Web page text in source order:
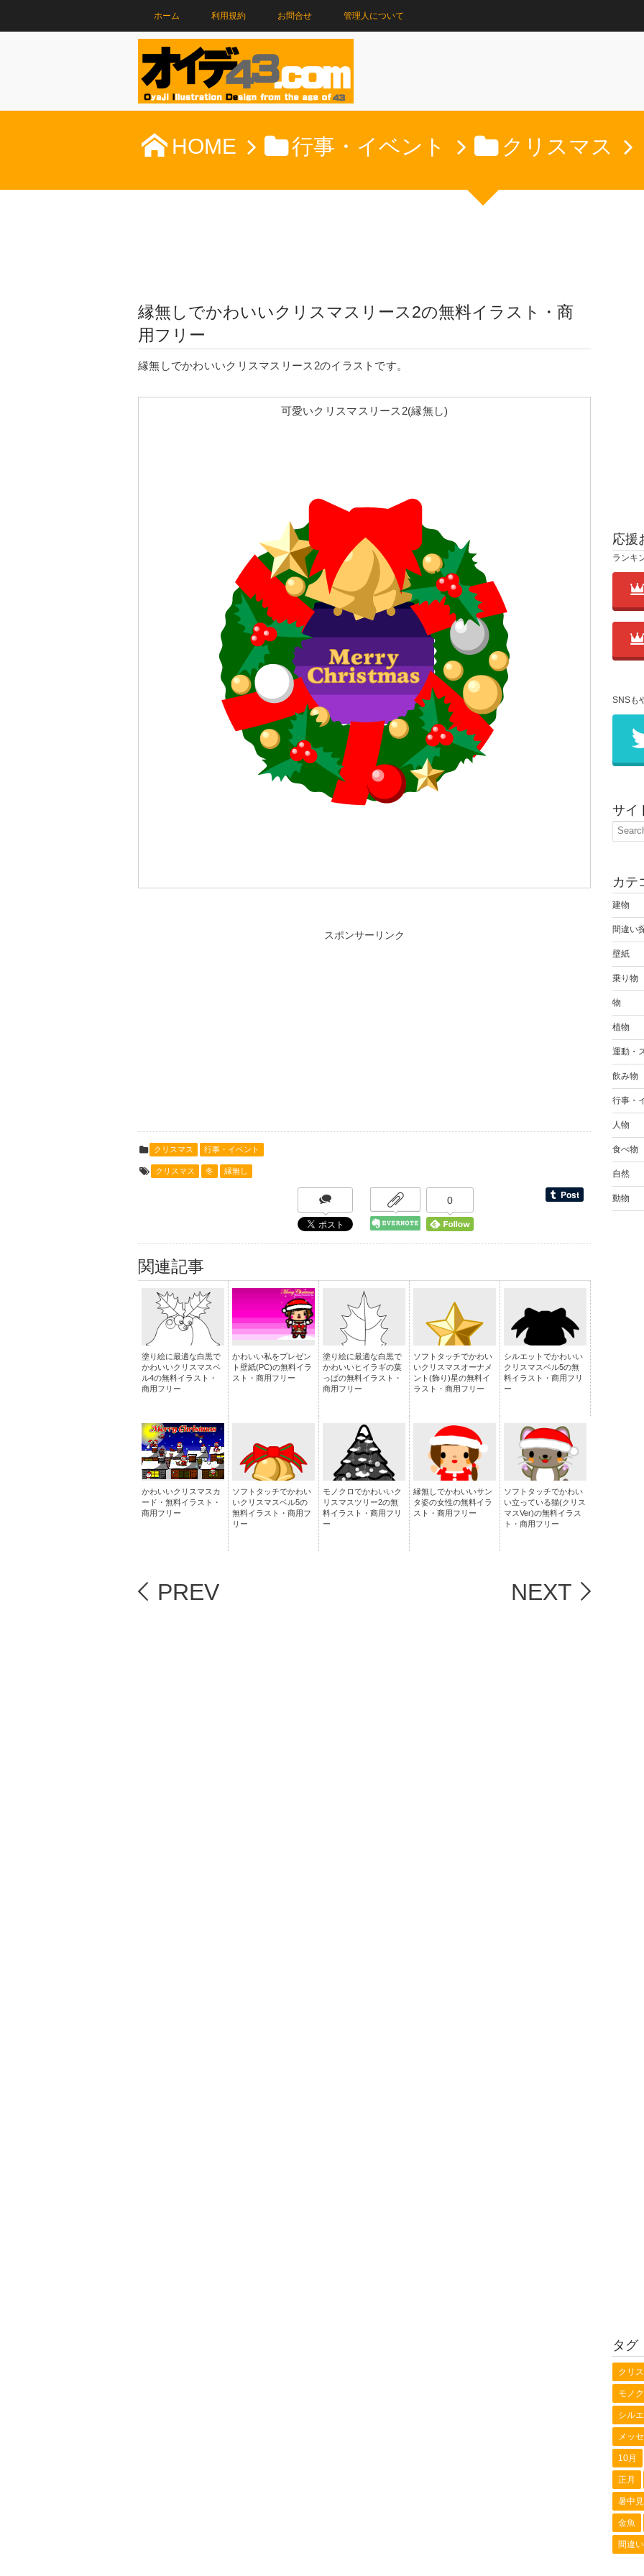
ホーム 利用規約 お問合せ 管理人について
HOME 行事・イベント クリスマス
縁無しでかわいいクリスマスリース2の無料イラスト・商
用フリー
縁無しでかわいいクリスマスリース2のイラストです。
可愛いクリスマスリース2(縁無し)
スポンサーリンク
クリスマス 行事・イベント
クリスマス 冬 縁無し
0
関連記事
塗り絵に最適な白黒で
かわいいクリスマスベ
ル4の無料イラスト・
商用フリー
かわいい私をプレゼン
ト壁紙(PC)の無料イラ
スト・商用フリー
塗り絵に最適な白黒で
かわいいヒイラギの葉
っぱの無料イラスト・
商用フリー
ソフトタッチでかわい
いクリスマスオーナメ
ント(飾り)星の無料イ
ラスト・商用フリー
シルエットでかわいい
クリスマスベル5の無
料イラスト・商用フリ
ー
かわいいクリスマスカ
ード・無料イラスト・
商用フリー
ソフトタッチでかわい
いクリスマスベル5の
無料イラスト・商用フ
リー
モノクロでかわいいク
リスマスツリー2の無
料イラスト・商用フリ
ー
縁無しでかわいいサン
タ姿の女性の無料イラ
スト・商用フリー
ソフトタッチでかわい
い立っている猫(クリス
マスVer)の無料イラス
ト・商用フリー
PREV NEXT
応援
ランキ
SNSも
サイ
カテ
建物
間違い
壁紙
乗り物
物
植物
運動・
飲み物
行事・
人物
食べ物
自然
動物
タグ
クリ
モノ
シル
メッ
10月
正月
暑中
金魚
間違